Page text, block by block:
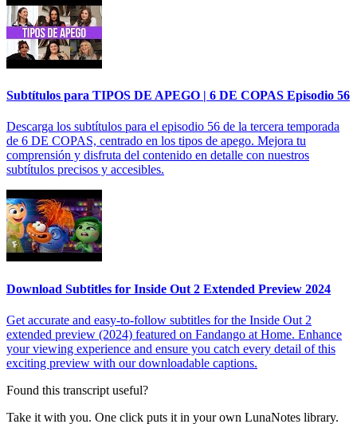
Subtítulos para TIPOS DE APEGO | 6 DE COPAS Episodio 56
Descarga los subtítulos para el episodio 56 de la tercera temporada
de 6 DE COPAS, centrado en los tipos de apego. Mejora tu
comprensión y disfruta del contenido en detalle con nuestros
subtítulos precisos y accesibles.
Download Subtitles for Inside Out 2 Extended Preview 2024
Get accurate and easy-to-follow subtitles for the Inside Out 2
extended preview (2024) featured on Fandango at Home. Enhance
your viewing experience and ensure you catch every detail of this
exciting preview with our downloadable captions.
Found this transcript useful?
Take it with you. One click puts it in your own LunaNotes library.